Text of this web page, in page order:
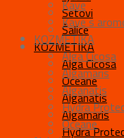
Setovi
Šalice
KOZMETIKA
Alga Cicosa
Oceane
Alganatis
Algamaris
Hydra
Kave
Kave s
KOZMETIKA
Alga Cicosa
Algamaris
Alganatis
Hydra
Oceane